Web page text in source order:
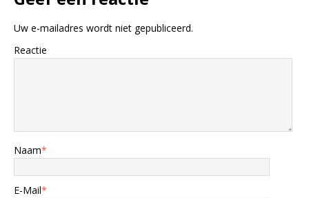
Uw e-mailadres wordt niet gepubliceerd.
Reactie
Naam*
E-Mail*